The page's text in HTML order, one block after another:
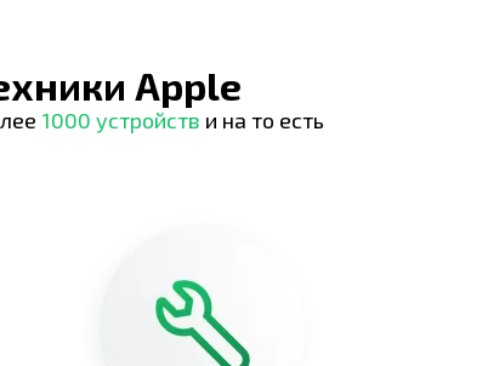
Apple
1000 устройств и на то есть